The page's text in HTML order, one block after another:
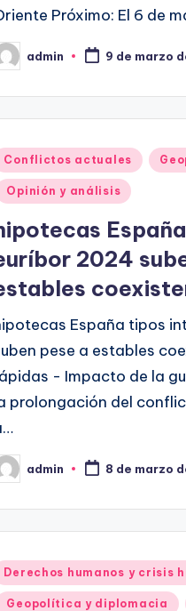
Próximo: El 6 de
admin 9 de marzo
Conflictos actuales
Opinión y análisis
2024
España tipos
pese a estables
- Impacto de la
prolongación del
admin 8 de marzo
Derechos humanos y crisis
Geopolítica y diplomacia